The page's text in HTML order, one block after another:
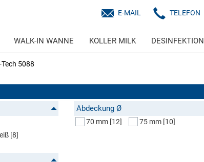
E-MAIL TELEFON
WALK-IN WANNE KOLLER MILK DESINFEKTION
5088
[8]
Abdeckung Ø
70 mm [12] 75 mm [10]